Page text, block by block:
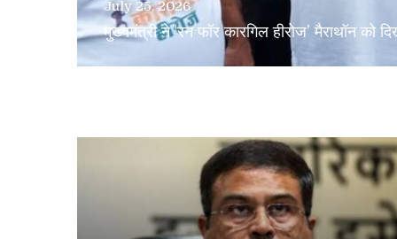
July 24, 2026
टिहरी मेडिकल कॉलेज से स्वास्थ्य सेवाओं को